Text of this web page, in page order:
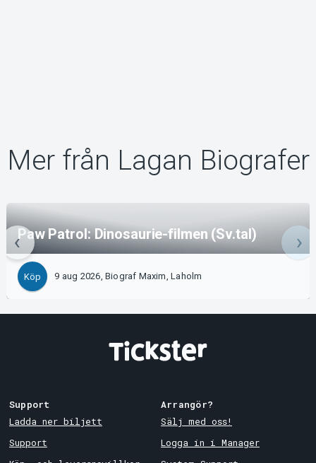
Mer från Lagan Biografer
Paw Patrol: Dinosaurie-filmen (Sv.tal)
Köp 9 aug 2026, Biograf Maxim, Laholm
Support
Ladda ner biljett
Support
Arrangör?
Sälj med oss!
Logga in i Manager